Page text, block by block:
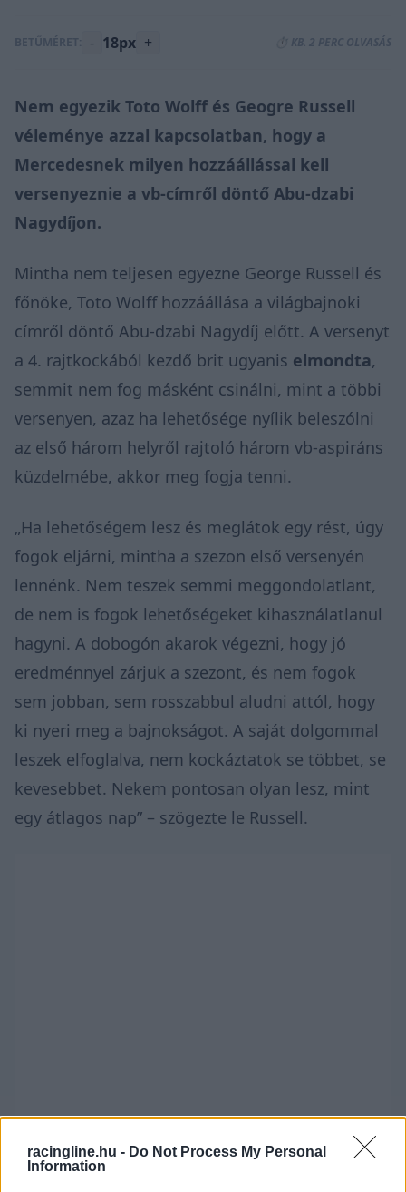
racingline.hu - Do Not Process My Personal
Information
BETŰMÉRET: - 18px + ⏱️ KB. 2 PERC OLVASÁS
Nem egyezik Toto Wolff és Geogre Russell
véleménye azzal kapcsolatban, hogy a
Mercedesnek milyen hozzáállással kell
versenyeznie a vb-címről döntő Abu-dzabi
Nagydíjon.
Mintha nem teljesen egyezne George Russell és
főnöke, Toto Wolff hozzáállása a világbajnoki
címről döntő Abu-dzabi Nagydíj előtt. A versenyt
a 4. rajtkockából kezdő brit ugyanis elmondta,
semmit nem fog másként csinálni, mint a többi
versenyen, azaz ha lehetősége nyílik beleszólni
az első három helyről rajtoló három vb-aspiráns
küzdelmébe, akkor meg fogja tenni.
„Ha lehetőségem lesz és meglátok egy rést, úgy
fogok eljárni, mintha a szezon első versenyén
lennénk. Nem teszek semmi meggondolatlant,
de nem is fogok lehetőségeket kihasználatlanul
hagyni. A dobogón akarok végezni, hogy jó
eredménnyel zárjuk a szezont, és nem fogok
sem jobban, sem rosszabbul aludni attól, hogy
ki nyeri meg a bajnokságot. A saját dolgommal
leszek elfoglalva, nem kockáztatok se többet, se
kevesebbet. Nekem pontosan olyan lesz, mint
egy átlagos nap” – szögezte le Russell.
Toto Wolff ugyanakor a Sky Sports-nak úgy